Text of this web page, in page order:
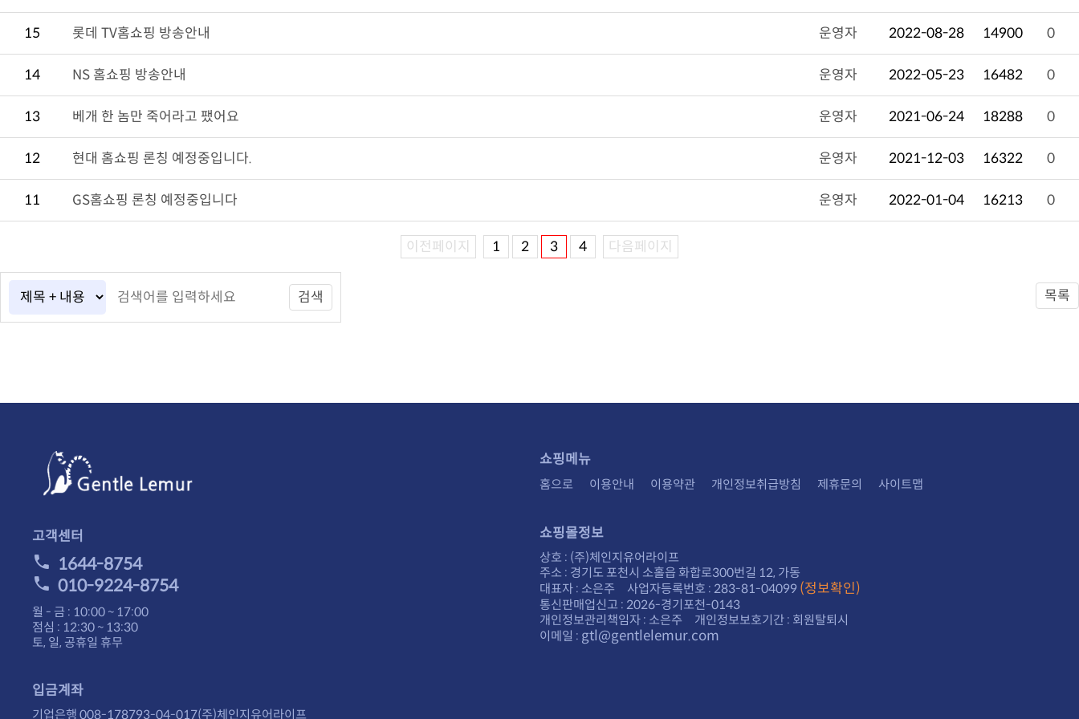
15 롯데 TV홈쇼핑 방송안내 운영자 2022-08-28 14900 0
14 NS 홈쇼핑 방송안내 운영자 2022-05-23 16482 0
13 베개 한 놈만 죽어라고 팼어요 운영자 2021-06-24 18288 0
12 현대 홈쇼핑 론칭 예정중입니다. 운영자 2021-12-03 16322 0
11 GS홈쇼핑 론칭 예정중입니다 운영자 2022-01-04 16213 0
이전페이지 1 2 3 4 다음페이지
검색 목록
고객센터
1644-8754
010-9224-8754
월 - 금 : 10:00 ~ 17:00
점심 : 12:30 ~ 13:30
토, 일, 공휴일 휴무
입금계좌
기업은행 008-178793-04-017(주)체인지유어라이프
쇼핑메뉴
홈으로 이용안내 이용약관 개인정보취급방침 제휴문의 사이트맵
쇼핑몰정보
상호 : (주)체인지유어라이프
주소 : 경기도 포천시 소홀읍 화합로300번길 12, 가동
대표자 : 소은주 사업자등록번호 : 283-81-04099 (정보확인)
통신판매업신고 : 2026-경기포천-0143
개인정보관리책임자 : 소은주 개인정보보호기간 : 회원탈퇴시
이메일 : gtl@gentlelemur.com